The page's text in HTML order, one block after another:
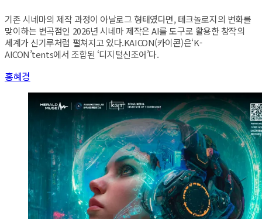
기존 시네마의 제작 과정이 아날로그 형태였다면, 테크놀로지의 변화를
맞이하는 변곡점인 2026년 시네마 제작은 AI를 도구로 활용한 창작의
세계가 신기루처럼 펼쳐지고 있다.KAICON(카이콘)은‘K-
AICON’tents에서 조합된 ‘디지털신조어’다.
홍혜경